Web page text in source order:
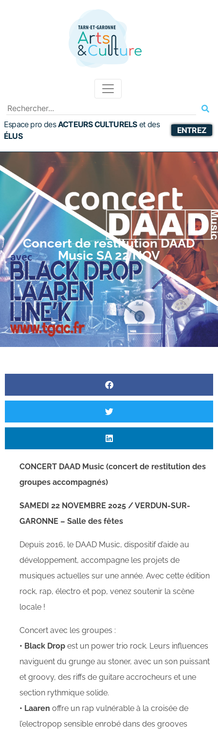
Espace pro desACTEURS CULTURELS etdes
ÉLUS
ENTREZ
Concert de restitution DAAD
Music SA 22 NOV
CONCERT DAAD Music (concert de restitution des
groupes accompagnés)
SAMEDI 22 NOVEMBRE 2025 /VERDUN-SUR-
GARONNE – Salle des fêtes
Depuis 2016, le DAAD Music, dispositif d’aide au
développement, accompagne les projets de
musiques actuelles sur une année. Avec cette édition
rock, rap, électro et pop, venez soutenir la scène
locale !
Concert avec les groupes :
• Black Drop est un power trio rock. Leurs influences
naviguent du grunge au stoner, avec un son puissant
et groovy, des riffs de guitare accrocheurs et une
section rythmique solide.
• Laaren offre un rap vulnérable à la croisée de
l’electropop sensible enrobé dans des grooves